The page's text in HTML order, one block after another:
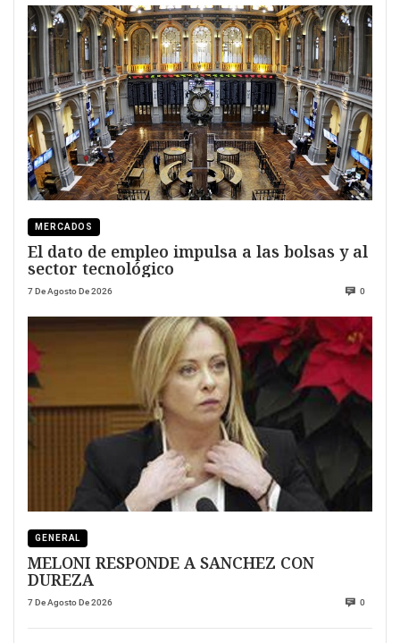
MERCADOS
El dato de empleo impulsa a las bolsas y al
sector tecnológico
7 De Agosto De 2026 0
GENERAL
MELONI RESPONDE A SANCHEZ CON
DUREZA
7 De Agosto De 2026 0